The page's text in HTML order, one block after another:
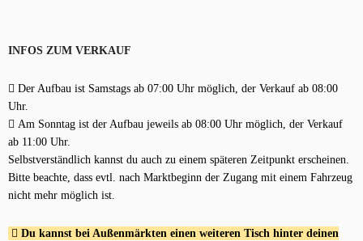
INFOS ZUM VERKAUF
Der Aufbau ist Samstags ab 07:00 Uhr möglich, der Verkauf ab 08:00
Uhr.
Am Sonntag ist der Aufbau jeweils ab 08:00 Uhr möglich, der Verkauf
ab 11:00 Uhr.
Selbstverständlich kannst du auch zu einem späteren Zeitpunkt erscheinen.
Bitte beachte, dass evtl. nach Marktbeginn der Zugang mit einem Fahrzeug
nicht mehr möglich ist.
Du kannst bei Außenmärkten einen weiteren Tisch hinter deinen